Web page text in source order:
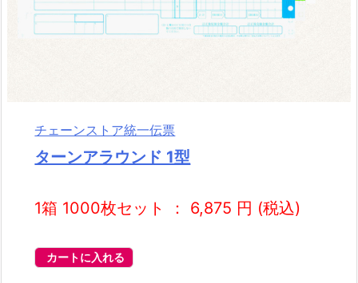
チェーンストア統一伝票
ターンアラウンド 1型
1箱 1000枚セット ： 6,875 円 (税込)
カートに入れる